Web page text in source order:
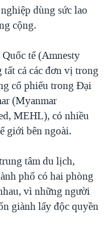
dùng sức lao
cộng.
tế (Amnesty
cả các đơn vị trong
cổ phiếu trong Đại
(Myanmar
MEHL), có nhiều
giới bên ngoài.
tâm du lịch,
phố có hai phòng
vì những người
giành lấy độc quyền